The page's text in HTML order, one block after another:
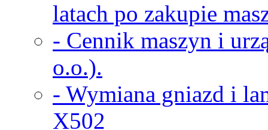
latach po zakupie
- Cennik maszyn i
o.o.).
- Wymiana gniazd i
X502